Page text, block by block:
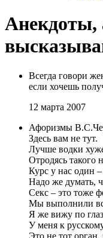
Всегда говори
если хочешь
12 марта 2007
Афоризмы
Здесь вам не тут.
Лучше водки
Отродясь такого
Курс у нас один
Надо же думать,
Секс – это тоже
Мы выполнили
Я же вижу по
У меня к
Это не тот